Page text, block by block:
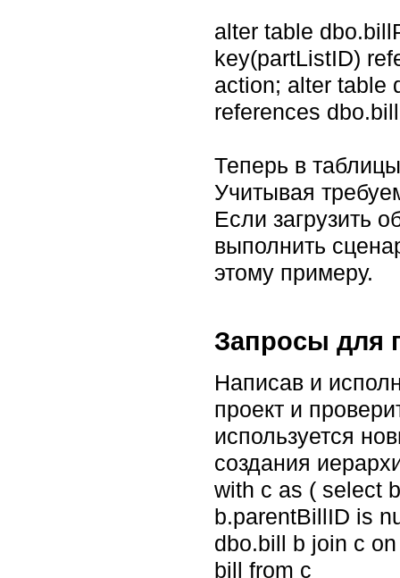
alter table
key(partListID)
action; alter table
references
Теперь в
Учитывая
Если загрузить
выполнить
этому примеру.
Запросы для
Написав и
проект и
используется
создания
with c as ( select
b.parentBillID is
dbo.bill b join c
bill from c